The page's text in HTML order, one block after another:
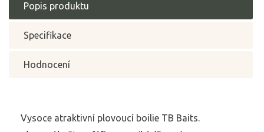
Popis produktu
Specifikace
Hodnocení
Vysoce atraktivní plovoucí boilie TB Baits.